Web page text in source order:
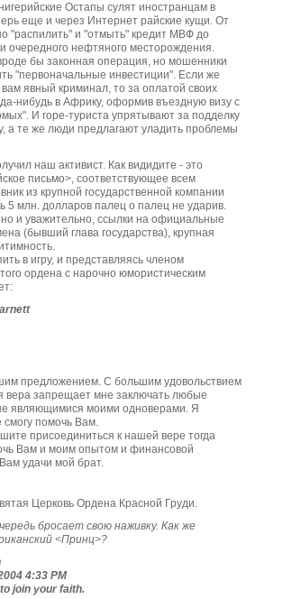
Остапы сулят иностранцам в
еще и через Интернет райские кущи. От
"распилить" и "отмыть" кредит МВФ до
очередного нефтяного месторождения.
бы законная операция, но мошенники
"первоначальные инвестиции". Если же
явный криминал, то за оплатой своих
нибудь в Африку, оформив въездную визу с
И горе-туриста упрятывают за подделку
а те же люди предлагают уладить проблемы
наш активист. Как видидите - это
письмо>, соответствующее всем
из крупной государственной компании
5 млн. долларов палец о палец не ударив.
и уважительно, ссылки на официальные
(бывший глава государства), крупная
в игру, и представляясь членом
ордена с нарочно юмористическим
предложением. С большим удовольствием
вера запрещает мне заключать любые
являющимися моими одноверами. Я
помочь Вам.
присоединиться к нашей вере тогда
Вам и моим опытом и финансовой
удачи мой брат.
Церковь Ордена Красной Груди.
бросает свою наживку. Как же
<Принц>?
4:33 PM
join your faith.